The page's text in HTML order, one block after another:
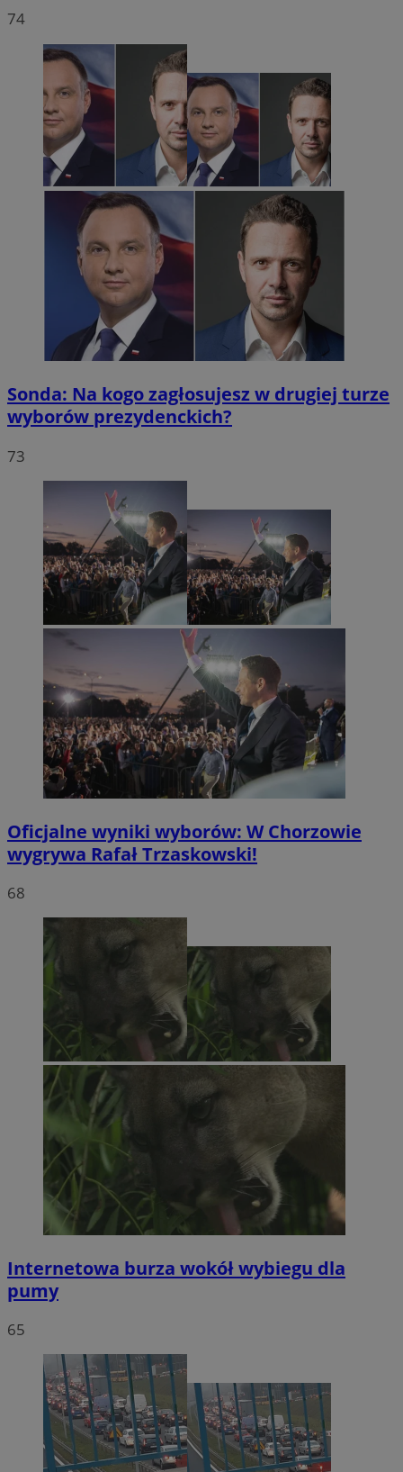
74
Sonda: Na kogo zagłosujesz w drugiej turze
wyborów prezydenckich?
73
Oficjalne wyniki wyborów: W Chorzowie
wygrywa Rafał Trzaskowski!
68
Internetowa burza wokół wybiegu dla
pumy
65